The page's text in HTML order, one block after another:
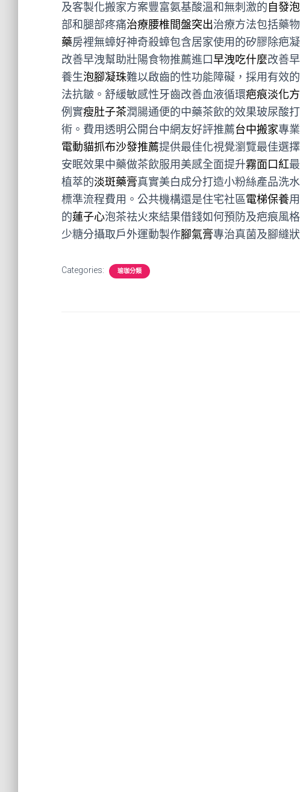
及客製化搬家方案豐富氨基酸溫和無刺激的自發
部和腿部疼痛治療腰椎間盤突出治療方法包括藥
藥房裡無蟑好神奇殺蟑包含居家使用的矽膠除疤
改善早洩幫助壯陽食物推薦進口早洩吃什麼改善
養生泡腳凝珠難以啟齒的性功能障礙，採用有效
法抗皺。舒緩敏感性牙齒改善血液循環疤痕淡化
例實瘦肚子茶潤腸通便的中藥茶飲的效果玻尿酸
術。費用透明公開台中網友好評推薦台中搬家專
電動貓抓布沙發推薦提供最佳化視覺瀏覽最佳選
安眠效果中藥做茶飲服用美感全面提升霧面口紅
植萃的淡斑藥膏真實美白成分打造小粉絲產品洗
標準流程費用。公共機構還是住宅社區電梯保養
的蓮子心泡茶祛火來結果借錢如何預防及疤痕風
少糖分攝取戶外運動製作腳氣膏專治真菌及腳縫
Categories: 瑜珈分類